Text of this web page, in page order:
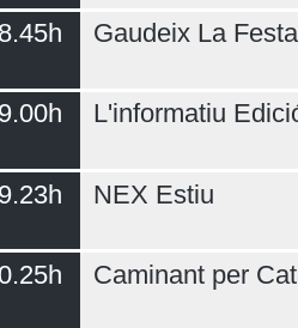
Gaudeix La Festa
L'informatiu
NEX Estiu
Caminant per